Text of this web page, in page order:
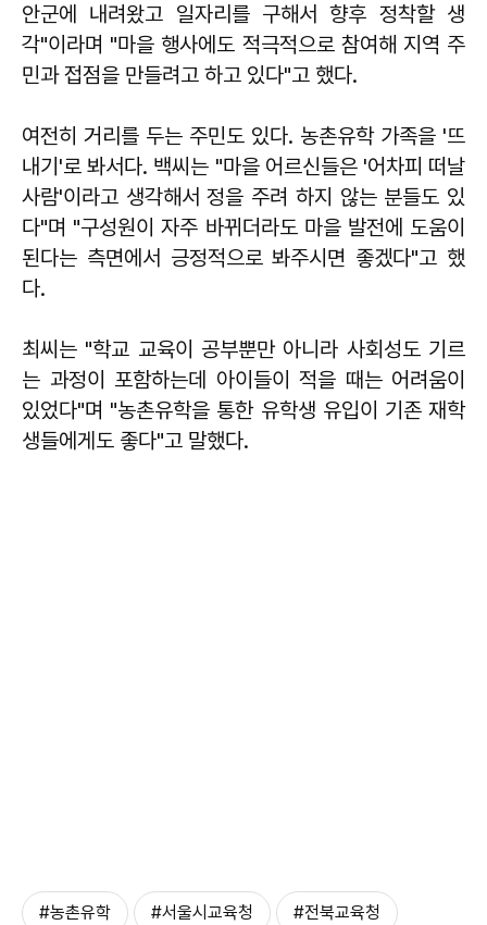
안군에 내려왔고 일자리를 구해서 향후 정착할 생
각"이라며 "마을 행사에도 적극적으로 참여해 지역 주
민과 접점을 만들려고 하고 있다"고 했다.
여전히 거리를 두는 주민도 있다. 농촌유학 가족을 '뜨
내기'로 봐서다. 백씨는 "마을 어르신들은 '어차피 떠날
사람'이라고 생각해서 정을 주려 하지 않는 분들도 있
다"며 "구성원이 자주 바뀌더라도 마을 발전에 도움이
된다는 측면에서 긍정적으로 봐주시면 좋겠다"고 했
다.
최씨는 "학교 교육이 공부뿐만 아니라 사회성도 기르
는 과정이 포함하는데 아이들이 적을 때는 어려움이
있었다"며 "농촌유학을 통한 유학생 유입이 기존 재학
생들에게도 좋다"고 말했다.
#농촌유학 #서울시교육청 #전북교육청